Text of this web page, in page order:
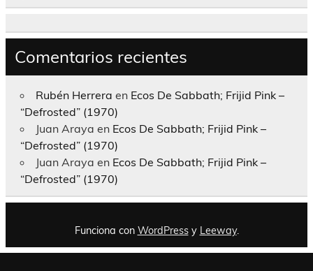
Comentarios recientes
Rubén Herrera en Ecos De Sabbath; Frijid Pink –
“Defrosted” (1970)
Juan Araya en Ecos De Sabbath; Frijid Pink –
“Defrosted” (1970)
Juan Araya en Ecos De Sabbath; Frijid Pink –
“Defrosted” (1970)
Funciona con WordPressy Leeway.